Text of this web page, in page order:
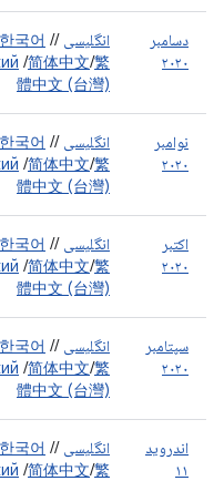
دسامبر
۲۰۲۰
انگلیسی /
한국어 /
/简体中文/繁
體中文 (台灣)
نوامبر
۲۰۲۰
انگلیسی /
한국어 /
/简体中文/繁
體中文 (台灣)
اکتبر
۲۰۲۰
انگلیسی /
한국어 /
/简体中文/繁
體中文 (台灣)
سپتامبر
۲۰۲۰
انگلیسی /
한국어 /
/简体中文/繁
體中文 (台灣)
اندروید
۱۱
انگلیسی /
한국어 /
/简体中文/繁